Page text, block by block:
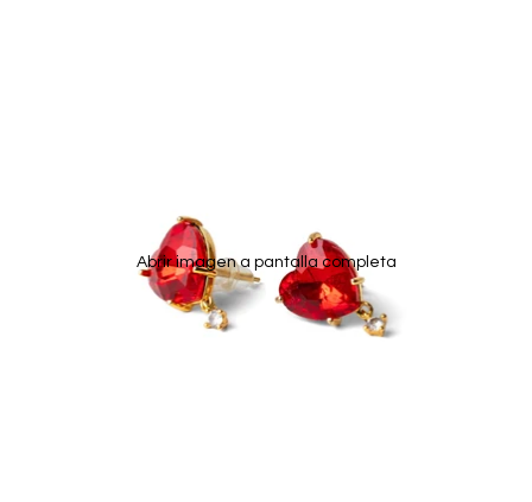
Abrir imagen a pantalla completa